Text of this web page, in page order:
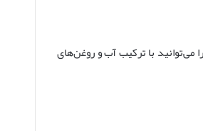
با ترکیب آب و روغن‌های